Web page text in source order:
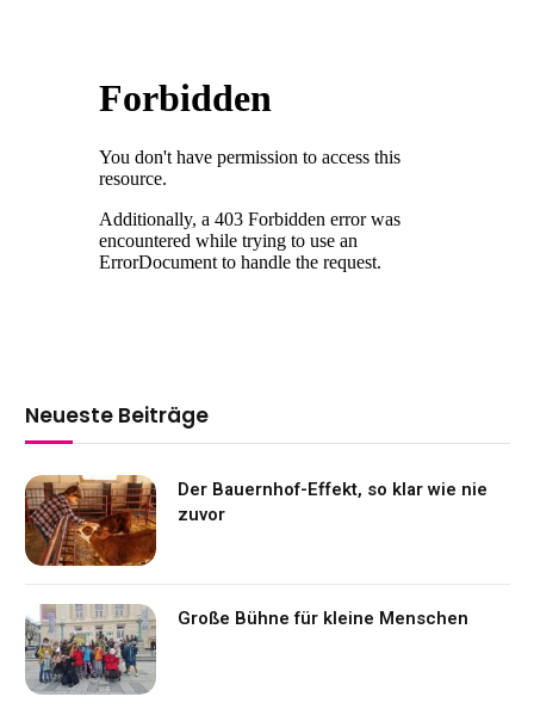
Neueste Beiträge
Der Bauernhof-Effekt, so klar wie nie
zuvor
Große Bühne für kleine Menschen